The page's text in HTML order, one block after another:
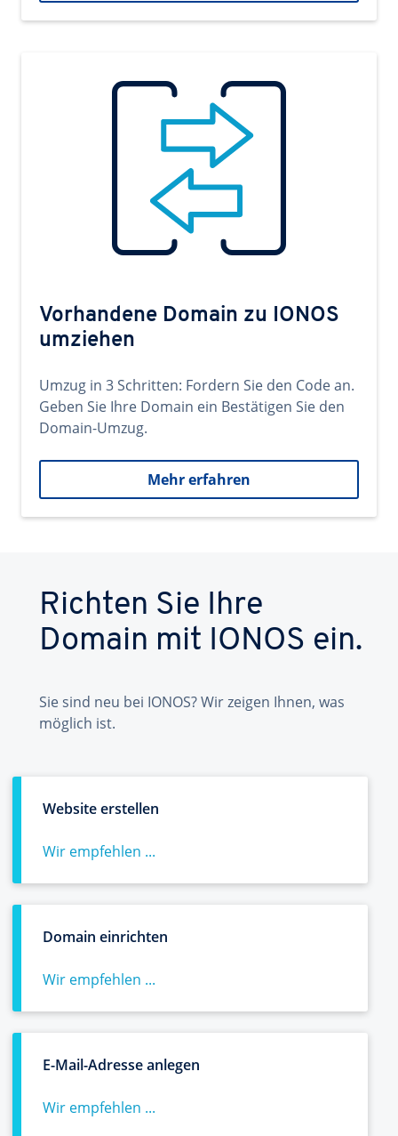
Vorhandene Domain zu IONOS
umziehen
Umzug in 3 Schritten: Fordern Sie den Code an.
Geben Sie Ihre Domain ein Bestätigen Sie den
Domain-Umzug.
Mehr erfahren
Richten Sie Ihre
Domain mit IONOS ein.
Sie sind neu bei IONOS? Wir zeigen Ihnen, was
möglich ist.
Website erstellen
Wir empfehlen ...
Domain einrichten
Wir empfehlen ...
E-Mail-Adresse anlegen
Wir empfehlen ...